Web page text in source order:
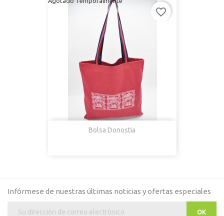
Bolsa Donostia
favorite_border
Infórmese de nuestras últimas noticias y ofertas especiales